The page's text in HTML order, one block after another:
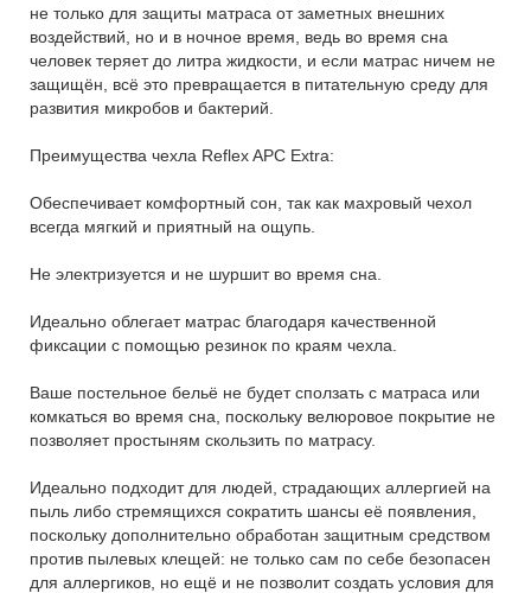
не только для защиты матраса от заметных внешних
воздействий, но и в ночное время, ведь во время сна
человек теряет до литра жидкости, и если матрас ничем не
защищён, всё это превращается в питательную среду для
развития микробов и бактерий.
Преимущества чехла Reflex APC Extra:
Обеспечивает комфортный сон, так как махровый чехол
всегда мягкий и приятный на ощупь.
Не электризуется и не шуршит во время сна.
Идеально облегает матрас благодаря качественной
фиксации с помощью резинок по краям чехла.
Ваше постельное бельё не будет сползать с матраса или
комкаться во время сна, поскольку велюровое покрытие не
позволяет простыням скользить по матрасу.
Идеально подходит для людей, страдающих аллергией на
пыль либо стремящихся сократить шансы её появления,
поскольку дополнительно обработан защитным средством
против пылевых клещей: не только сам по себе безопасен
для аллергиков, но ещё и не позволит создать условия для